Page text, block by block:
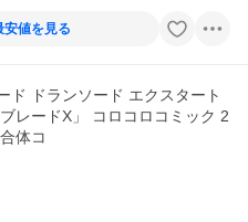
安値を見る
ド ドランソード エクスタート
レードX」 コロコロコミック 2
体コ